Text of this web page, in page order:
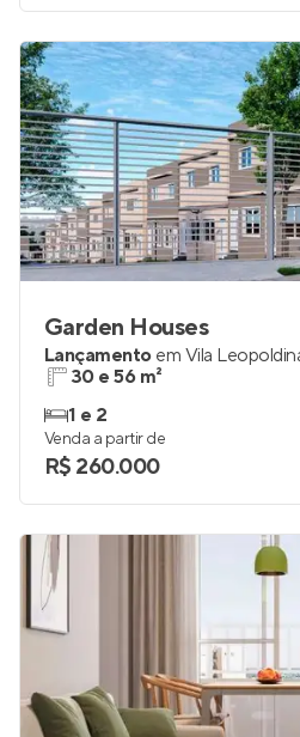
Garden Houses
Lançamento em Vila
30 e 56 m²
1 e 2
Venda a partir de
R$ 260.000